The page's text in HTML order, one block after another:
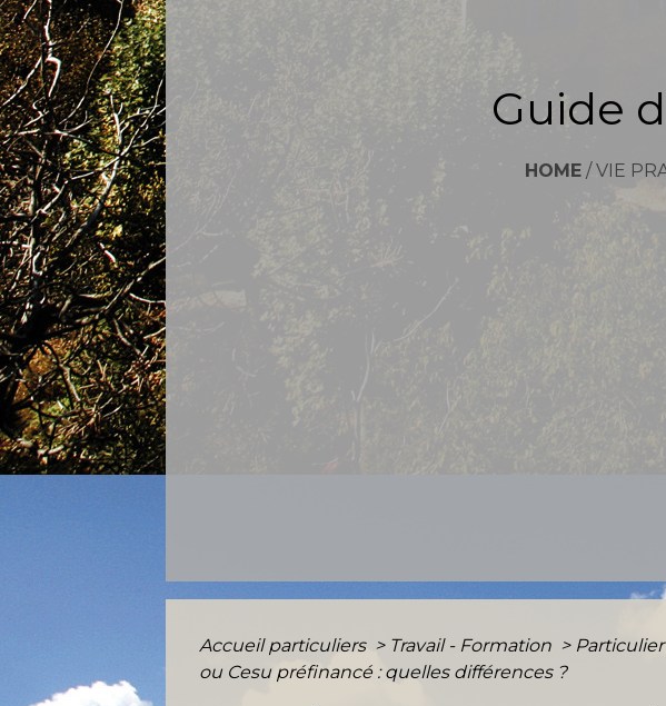
Guide
HOME /VIE
Accueil particuliers > Travail - Formation >
ou Cesu préfinancé : quelles différences ?